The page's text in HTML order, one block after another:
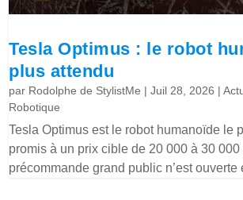
Tesla Optimus : le robot
plus attendu
par Rodolphe de StylistMe |Juil 28, 2026 |
Robotique
Tesla Optimus est le robot humanoïde le
promis à un prix cible de 20 000 à 30
précommande grand public n’est ouverte